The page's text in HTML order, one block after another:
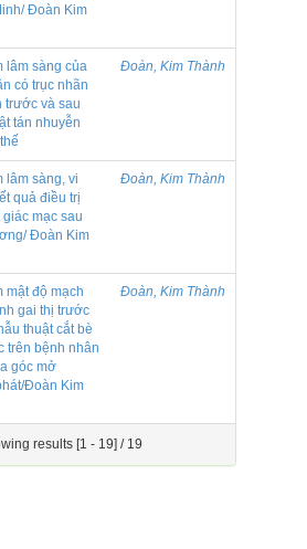
Đoàn Kim
lâm sàng của
có trục nhãn
trước và sau
tán nhuyễn
Đoàn, Kim Thành
lâm sàng, vi
quả điều trị
mạc sau
Đoàn Kim
Đoàn, Kim Thành
mật độ mạch
gai thị trước
thuật cắt bè
trên bệnh nhân
góc mở
Đoàn Kim
Đoàn, Kim Thành
results [1 - 19] / 19